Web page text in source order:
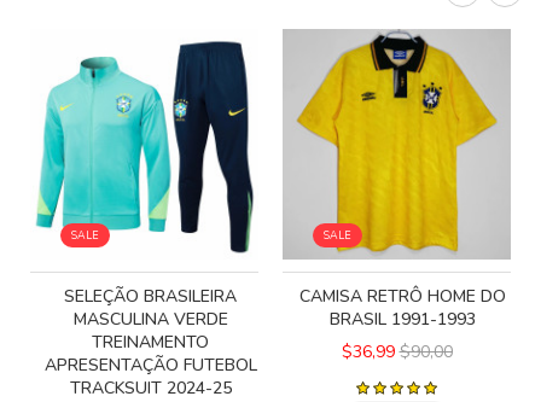
SALE
SELEÇÃO BRASILEIRA
MASCULINA VERDE
TREINAMENTO
APRESENTAÇÃO FUTEBOL
TRACKSUIT 2024-25
SALE
CAMISA RETRÔ HOME DO
BRASIL 1991-1993
$36,99 $90,00